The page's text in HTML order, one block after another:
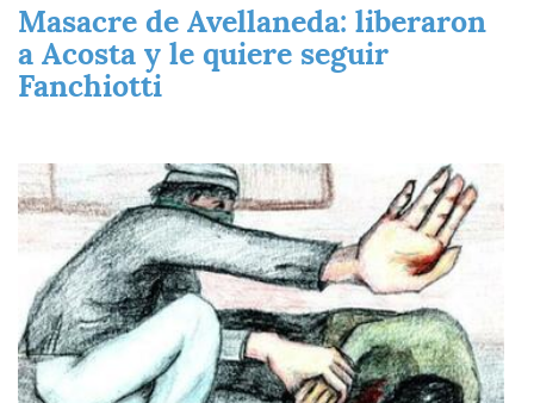
Masacre de Avellaneda: liberaron
a Acosta y le quiere seguir
Fanchiotti
Imagen